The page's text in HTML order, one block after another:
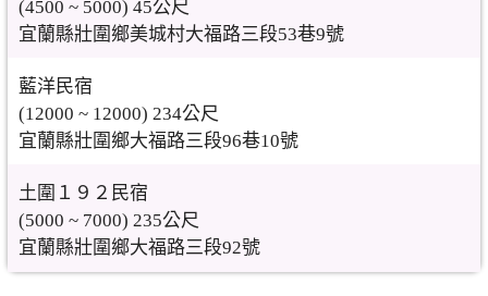
(4500 ~ 5000) 45公尺
宜蘭縣壯圍鄉美城村大福路三段53巷9號
藍洋民宿
(12000 ~ 12000) 234公尺
宜蘭縣壯圍鄉大福路三段96巷10號
土圍１９２民宿
(5000 ~ 7000) 235公尺
宜蘭縣壯圍鄉大福路三段92號